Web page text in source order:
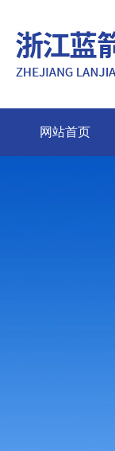
网站首页